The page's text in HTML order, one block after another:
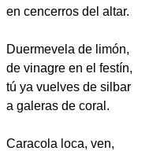
en cencerros del altar.
Duermevela de limón,
de vinagre en el festín,
tú ya vuelves de silbar
a galeras de coral.
Caracola loca, ven,